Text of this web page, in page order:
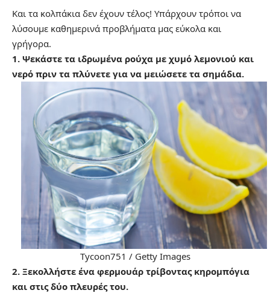
Και τα κολπάκια δεν έχουν τέλος! Υπάρχουν τρόποι να
λύσουμε καθημερινά προβλήματα μας εύκολα και
γρήγορα.
1. Ψεκάστε τα ιδρωμένα ρούχα με χυμό λεμονιού και
νερό πριν τα πλύνετε για να μειώσετε τα σημάδια.
Tycoon751 / Getty Images
2. Ξεκολλήστε ένα φερμουάρ τρίβοντας κηρομπόγια
και στις δύο πλευρές του.